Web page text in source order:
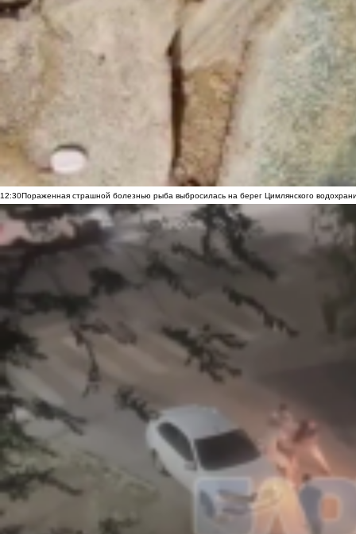
12:30Пораженная страшной болезнью рыба выбросилась на берег Цимлянского